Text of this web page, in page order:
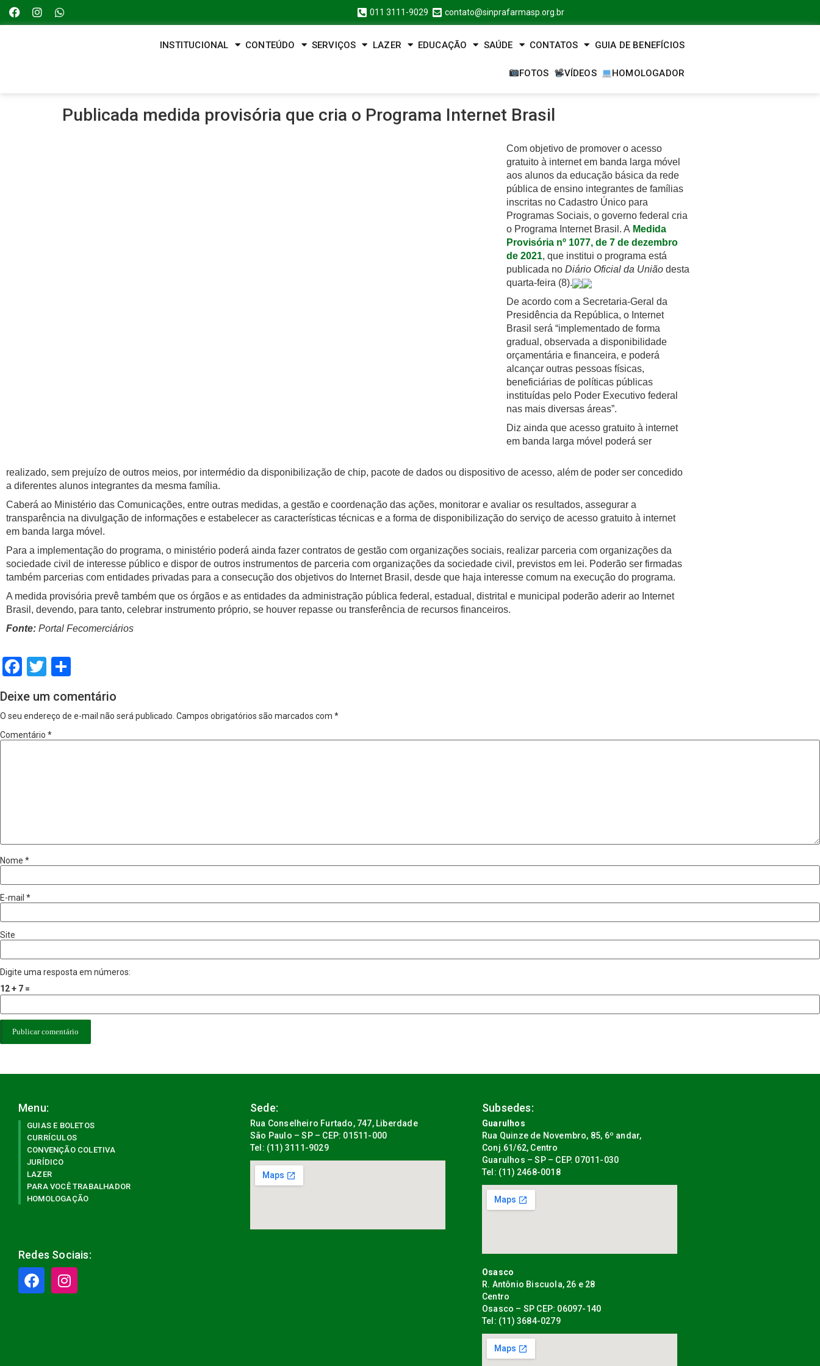
011 3111-9029 contato@sinprafarmasp.org.br
INSTITUCIONAL CONTEÚDO SERVIÇOS LAZER EDUCAÇÃO SAÚDE CONTATOS GUIA DE BENEFÍCIOS
FOTOS VÍDEOS HOMOLOGADOR
Publicada medida provisória que cria o Programa Internet Brasil
Com objetivo de promover o acesso
gratuito à internet em banda larga móvel
aos alunos da educação básica da rede
pública de ensino integrantes de famílias
inscritas no Cadastro Único para
Programas Sociais, o governo federal cria
o Programa Internet Brasil. A Medida
Provisória nº 1077, de 7 de dezembro
de 2021, que institui o programa está
publicada no Diário Oficial da União desta
quarta-feira (8).
De acordo com a Secretaria-Geral da
Presidência da República, o Internet
Brasil será “implementado de forma
gradual, observada a disponibilidade
orçamentária e financeira, e poderá
alcançar outras pessoas físicas,
beneficiárias de políticas públicas
instituídas pelo Poder Executivo federal
nas mais diversas áreas”.
Diz ainda que acesso gratuito à internet
em banda larga móvel poderá ser
realizado, sem prejuízo de outros meios, por intermédio da disponibilização de chip, pacote de dados ou dispositivo de acesso, além de poder ser concedido
a diferentes alunos integrantes da mesma família.
Caberá ao Ministério das Comunicações, entre outras medidas, a gestão e coordenação das ações, monitorar e avaliar os resultados, assegurar a
transparência na divulgação de informações e estabelecer as características técnicas e a forma de disponibilização do serviço de acesso gratuito à internet
em banda larga móvel.
Para a implementação do programa, o ministério poderá ainda fazer contratos de gestão com organizações sociais, realizar parceria com organizações da
sociedade civil de interesse público e dispor de outros instrumentos de parceria com organizações da sociedade civil, previstos em lei. Poderão ser firmadas
também parcerias com entidades privadas para a consecução dos objetivos do Internet Brasil, desde que haja interesse comum na execução do programa.
A medida provisória prevê também que os órgãos e as entidades da administração pública federal, estadual, distrital e municipal poderão aderir ao Internet
Brasil, devendo, para tanto, celebrar instrumento próprio, se houver repasse ou transferência de recursos financeiros.
Fonte: Portal Fecomerciários
Facebook
Twitter
Deixe um comentário
O seu endereço de e-mail não será publicado. Campos obrigatórios são marcados com *
Comentário *
Nome *
E-mail *
Site
Digite uma resposta em números:
12 + 7 =
Menu:
GUIAS E BOLETOS
CURRÍCULOS
CONVENÇÃO COLETIVA
JURÍDICO
LAZER
PARA VOCÊ TRABALHADOR
HOMOLOGAÇÃO
Redes Sociais:
Sede:
Rua Conselheiro Furtado, 747, Liberdade
São Paulo – SP – CEP: 01511-000
Tel: (11) 3111-9029
Subsedes:
Guarulhos
Rua Quinze de Novembro, 85, 6º andar,
Conj.61/62, Centro
Guarulhos – SP – CEP. 07011-030
Tel: (11) 2468-0018
Osasco
R. Antônio Biscuola, 26 e 28
Centro
Osasco – SP CEP: 06097-140
Tel: (11) 3684-0279